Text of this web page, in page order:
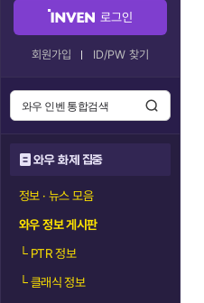
로그인
회원가입 ID/PW 찾기
와우 화제 집중
정보 · 뉴스 모음
와우 정보 게시판
└PTR 정보
└클래식 정보